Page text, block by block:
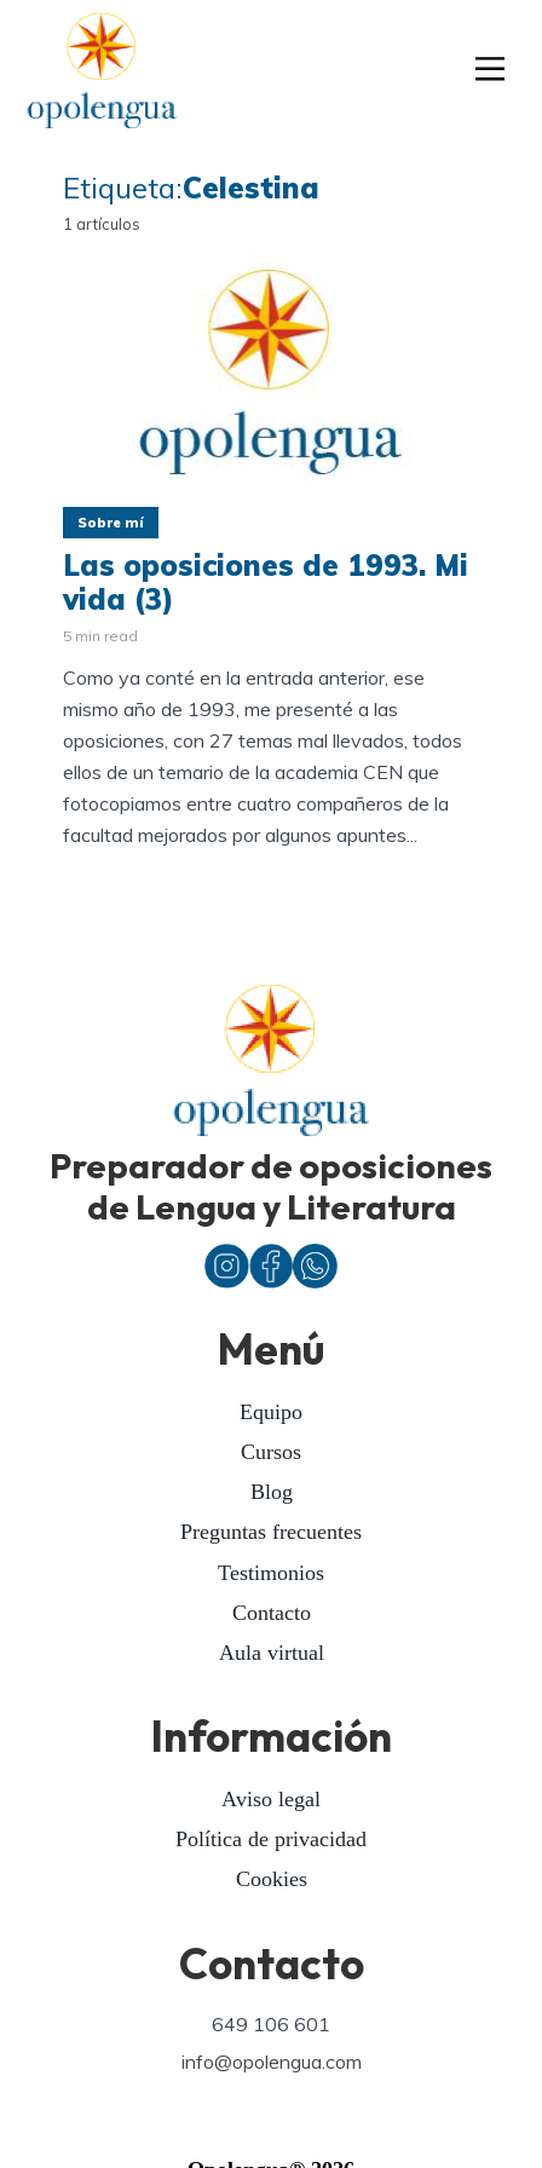
Etiqueta:Celestina
1 artículos
Sobre mí
Las oposiciones de 1993. Mi
vida (3)
5 min read
Como ya conté en la entrada anterior, ese
mismo año de 1993, me presenté a las
oposiciones, con 27 temas mal llevados, todos
ellos de un temario de la academia CEN que
fotocopiamos entre cuatro compañeros de la
facultad mejorados por algunos apuntes...
Preparador de oposiciones
de Lengua y Literatura
Menú
Equipo
Cursos
Blog
Preguntas frecuentes
Testimonios
Contacto
Aula virtual
Información
Aviso legal
Política de privacidad
Cookies
Contacto
649 106 601
info@opolengua.com